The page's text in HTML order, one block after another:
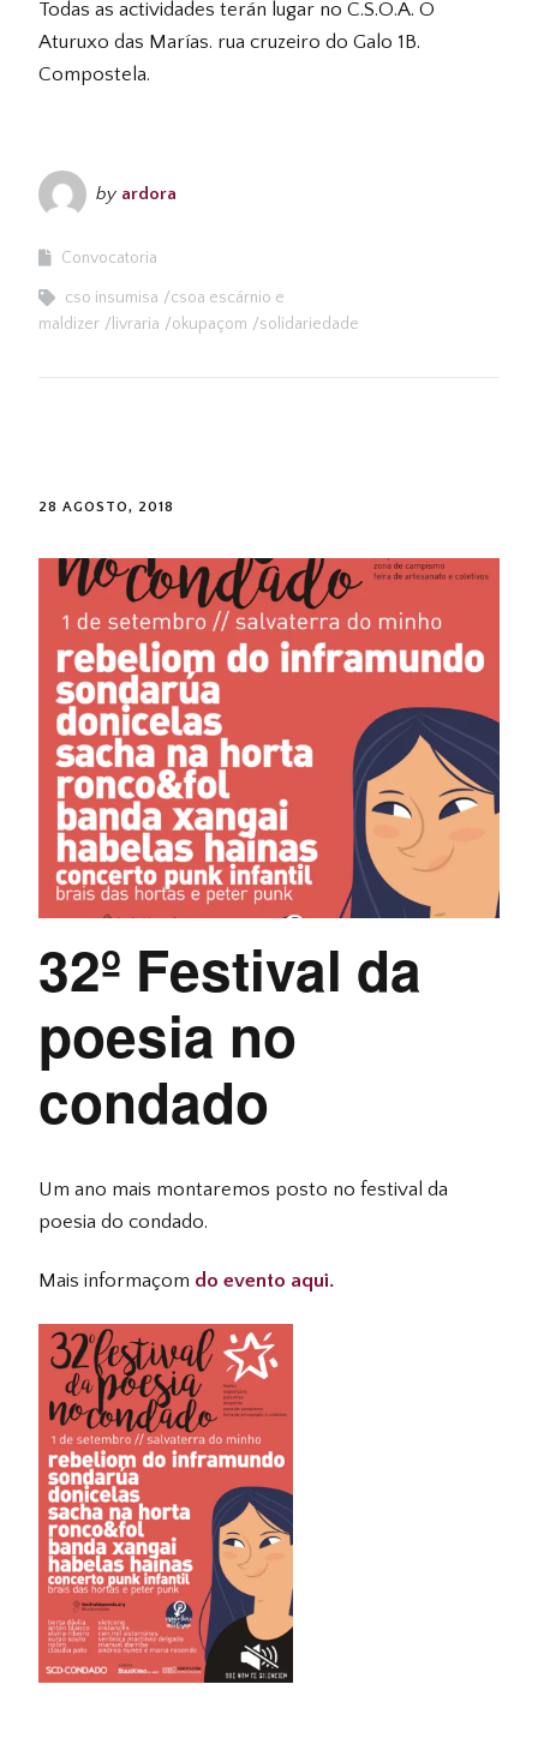
Todas as actividades terán lugar no C.S.O.A. O
Aturuxo das Marías. rua cruzeiro do Galo 1B.
Compostela.
by ardora
Convocatoria
cso insumisa
csoa escárnio e
maldizer
livraria okupaçom solidariedade
28 AGOSTO, 2018
32º Festival da
poesia no
condado
Um ano mais montaremos posto no festival da
poesia do condado.
Mais informaçom do evento aqui.